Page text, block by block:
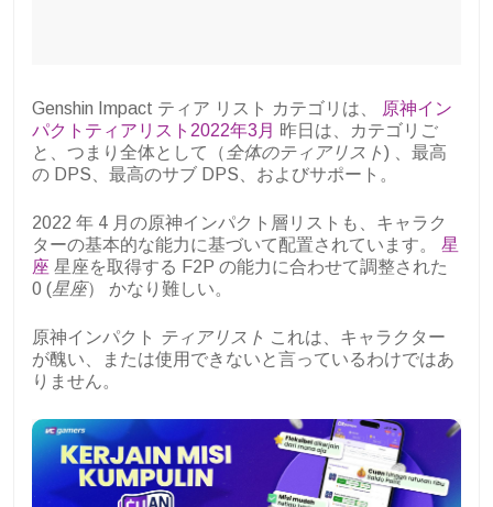
Genshin Impact ティア リスト カテゴリは、
原神イン
パクトティアリスト2022年3月 昨日は、カテゴリご
と、つまり全体として（ 全体のティアリスト) 、最高
の DPS、最高のサブ DPS、およびサポート。
2022 年 4 月の原神インパクト層リストも、キャラク
ターの基本的な能力に基づいて配置されています。 星
座 星座を取得する F2P の能力に合わせて調整された
0 (星座） かなり難しい。
原神インパクト ティアリスト これは、キャラクター
が醜い、または使用できないと言っているわけではあ
りません。